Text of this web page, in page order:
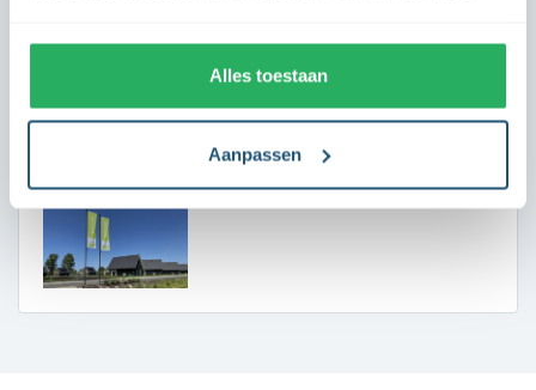
Alles toestaan
Aanpassen
toon. Dankzij de nette uitstraling oogt elke locatie
verzorgd en uitnodigend. We zijn zeer tevreden over de